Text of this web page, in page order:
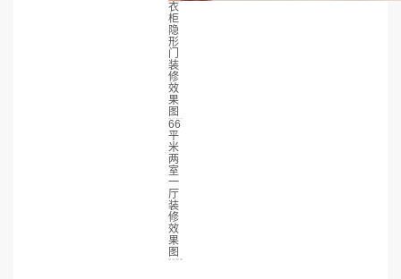
衣
柜
隐
形
门
装
修
效
果
图
66
平
米
两
室
一
厅
装
修
效
果
图